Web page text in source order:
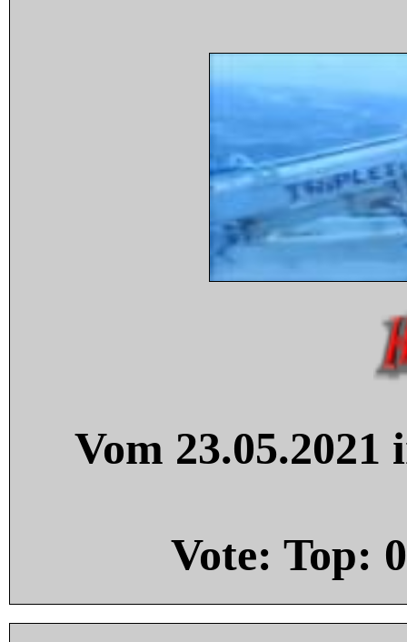
Vom
Vote: Top: 0